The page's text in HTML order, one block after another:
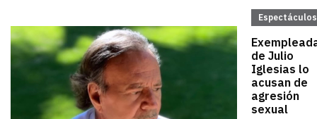
Espectáculos
de Julio
Iglesias lo
acusan de
agresión
sexual